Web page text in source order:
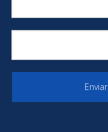
Enviar